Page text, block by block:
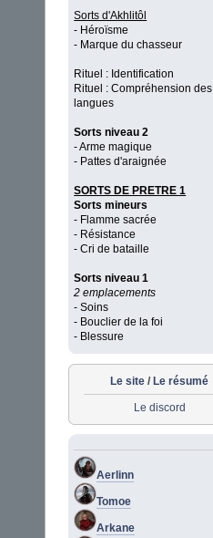
Sorts d'Akhlitôl
- Héroïsme
- Marque du chasseur
Rituel : Identification
Rituel : Compréhension des
langues
Sorts niveau 2
- Arme magique
- Pattes d'araignée
SORTS DE PRETRE 1
Sorts mineurs
- Flamme sacrée
- Résistance
- Cri de bataille
Sorts niveau 1
2 emplacements
- Soins
- Bouclier de la foi
- Blessure
Le site / Le résumé
Le discord
Aerlinn
Tomoe
Arkane